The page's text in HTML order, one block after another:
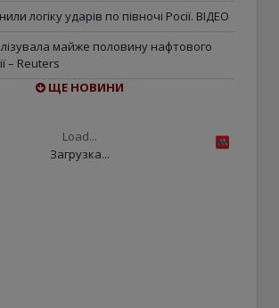
логіку ударів по півночі Росії. ВІДЕО
майже половину нафтового
– Reuters
ЩЕ НОВИНИ
Load...
Загрузка...